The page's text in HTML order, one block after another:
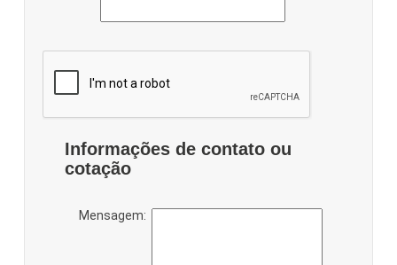
Informações de contato ou
cotação
Mensagem: